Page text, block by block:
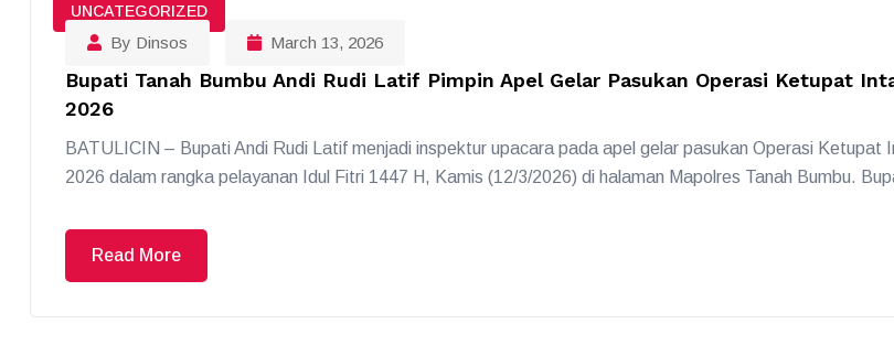
UNCATEGORIZED
By Dinsos March 13, 2026
Bupati Tanah Bumbu Andi Rudi Latif Pimpin Apel Gelar Pasukan Operasi Ketupat
2026
BATULICIN – Bupati Andi Rudi Latif menjadi inspektur upacara pada apel gelar pasukan Operasi Ketupat
2026 dalam rangka pelayanan Idul Fitri 1447 H, Kamis (12/3/2026) di halaman Mapolres Tanah Bumbu.
Read More